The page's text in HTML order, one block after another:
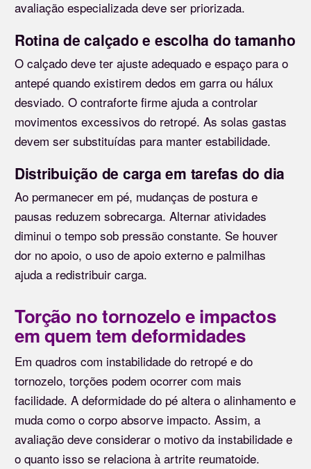
avaliação especializada deve ser priorizada.
Rotina de calçado e escolha do tamanho
O calçado deve ter ajuste adequado e espaço para o
antepé quando existirem dedos em garra ou hálux
desviado. O contraforte firme ajuda a controlar
movimentos excessivos do retropé. As solas gastas
devem ser substituídas para manter estabilidade.
Distribuição de carga em tarefas do dia
Ao permanecer em pé, mudanças de postura e
pausas reduzem sobrecarga. Alternar atividades
diminui o tempo sob pressão constante. Se houver
dor no apoio, o uso de apoio externo e palmilhas
ajuda a redistribuir carga.
Torção no tornozelo e impactos
em quem tem deformidades
Em quadros com instabilidade do retropé e do
tornozelo, torções podem ocorrer com mais
facilidade. A deformidade do pé altera o alinhamento e
muda como o corpo absorve impacto. Assim, a
avaliação deve considerar o motivo da instabilidade e
o quanto isso se relaciona à artrite reumatoide.